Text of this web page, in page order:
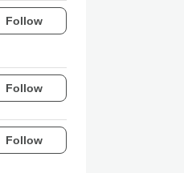
Follow
Follow
Follow